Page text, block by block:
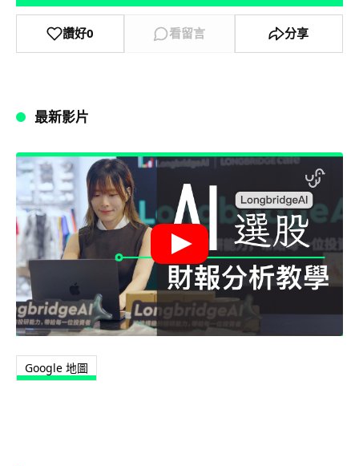
讚好0 看留言 分享
最新影片
Google 地圖